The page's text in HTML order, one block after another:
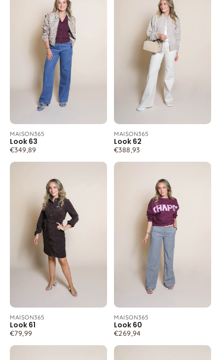
MAISON365
Look 63
€349,89
MAISON365
Look 62
€388,93
MAISON365
Look 61
€79,99
MAISON365
Look 60
€269,94